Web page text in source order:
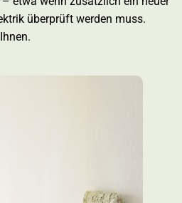
überprüft werden muss.